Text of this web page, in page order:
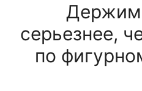
Держим
серьезнее,
по